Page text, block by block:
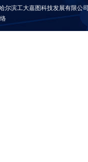
尔滨工大嘉图科技发展有限公司